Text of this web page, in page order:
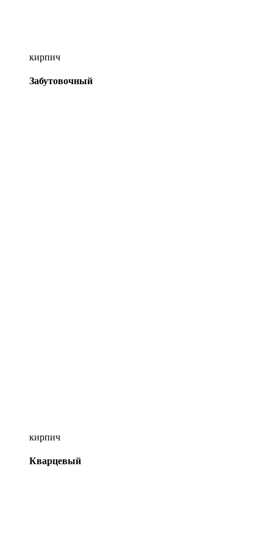
кирпич
Забутовочный
кирпич
Кварцевый